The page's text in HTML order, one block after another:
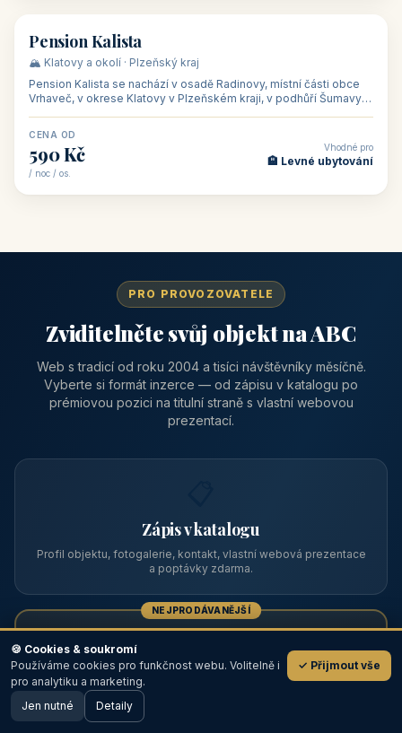
🏡 penzion
Pension Kalista
🏔️ Klatovy a okolí · Plzeňský kraj
Pension Kalista se nachází v osadě Radinovy, místní části obce
Vrhaveč, v okrese Klatovy v Plzeňském kraji, v podhůří Šumavy
CENA OD
590 Kč
/ noc / os.
Vhodné pro
🏨 Levné ubytování
PRO PROVOZOVATELE
Zviditelněte svůj objekt na ABC
Web s tradicí od roku 2004 a tisíci návštěvníky měsíčně.
Vyberte si formát inzerce — od zápisu v katalogu po
prémiovou pozici na titulní straně s vlastní webovou
prezentací.
Zápis v katalogu
Profil objektu, fotogalerie, kontakt, vlastní webová prezentace
a poptávky zdarma.
NEJPRODÁVANĚJŠÍ
Prémiový partner
TOP pozice na titulce, přednost ve výpisech, zlatý odznak a
💬
🖥️ Desktop verze
🍪 Cookies & soukromí
Používáme cookies pro funkčnost webu. Volitelně i
pro analytiku a marketing.
✓ Přijmout vše
Jen nutné Detaily